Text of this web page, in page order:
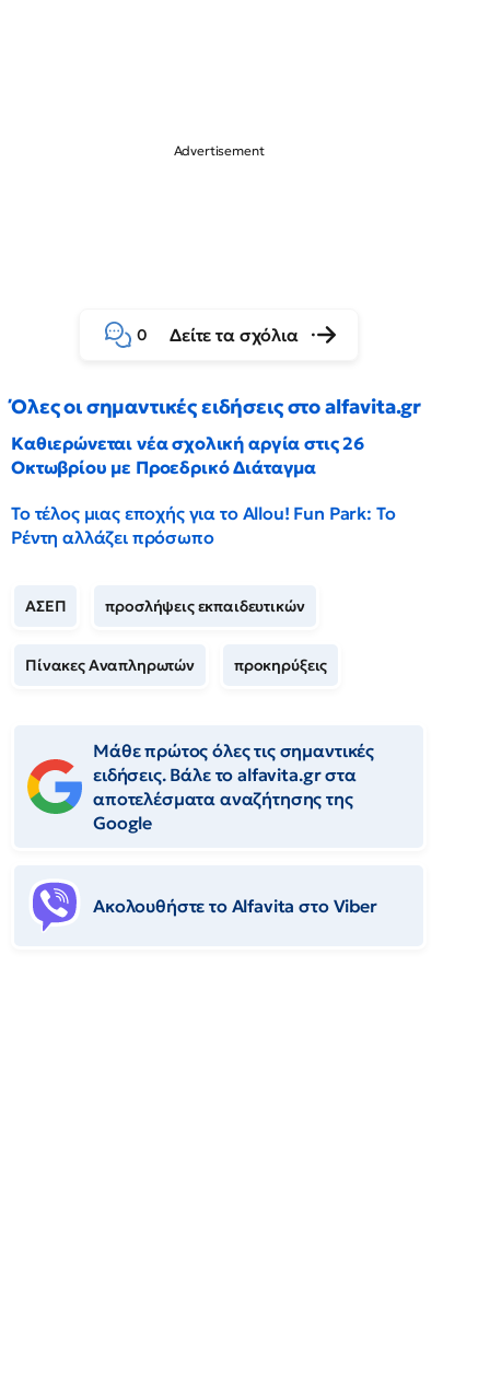
0 Δείτε τα σχόλια
Όλες οι σημαντικές ειδήσεις στο alfavita.gr
Καθιερώνεται νέα σχολική αργία στις 26
Οκτωβρίου με Προεδρικό Διάταγμα
Το τέλος μιας εποχής για το Allou! Fun Park: Το
Ρέντη αλλάζει πρόσωπο
ΑΣΕΠ προσλήψεις εκπαιδευτικών
Πίνακες Αναπληρωτών προκηρύξεις
Μάθε πρώτος όλες τις σημαντικές
ειδήσεις. Βάλε το alfavita.gr στα
αποτελέσματα αναζήτησης της
Google
Ακολουθήστε το Αlfavita στο Viber